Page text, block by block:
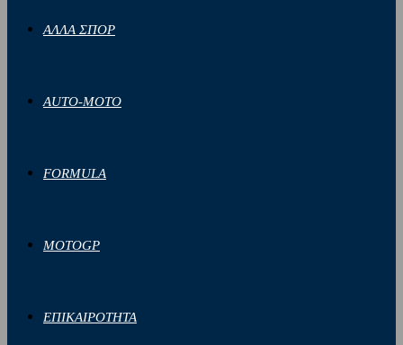
ΑΛΛΑ ΣΠΟΡ
AUTO-MOTO
FORMULA
MOTOGP
ΕΠΙΚΑΙΡΟΤΗΤΑ